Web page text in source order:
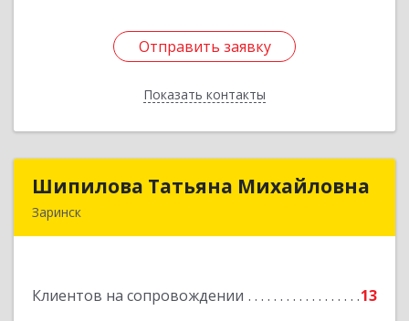
Отправить заявку
Показать контакты
Отправить заявку
Назад
Шипилова Татьяна Михайловна
Заринск
Клиентов на сопровождении 13
Шипилова Татьяна Михайловна